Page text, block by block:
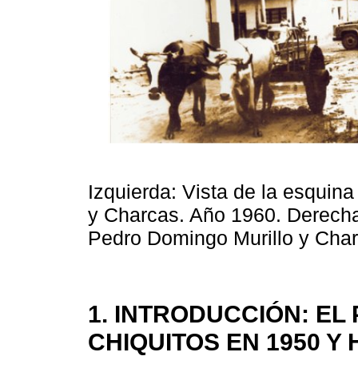
Izquierda: Vista de la
y Charcas. Año 1960.
Pedro Domingo Murillo y
1. INTRODUCCIÓN: EL
CHIQUITOS EN 1950 Y